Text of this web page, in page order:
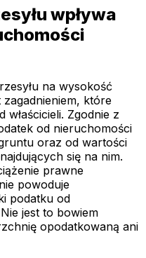
wpływa
na wysokość
które
Zgodnie z
od nieruchomości
oraz od wartości
się na nim.
prawne
powoduje
podatku od
jest to bowiem
opodatkowaną ani